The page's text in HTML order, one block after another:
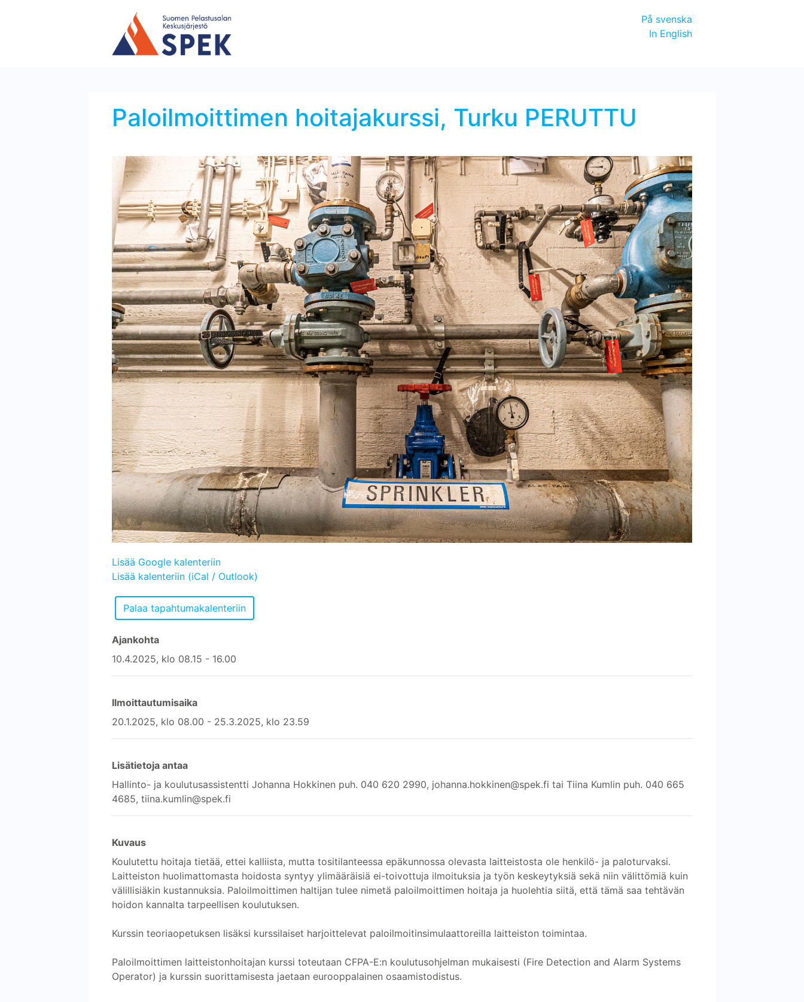
På svenska
In English
Paloilmoittimen hoitajakurssi, Turku PERUTTU
Lisää Google kalenteriin
Lisää kalenteriin (iCal / Outlook)
Ajankohta
10.4.2025, klo 08.15 - 16.00
Ilmoittautumisaika
20.1.2025, klo 08.00 - 25.3.2025, klo 23.59
Lisätietoja antaa
Hallinto- ja koulutusassistentti Johanna Hokkinen puh. 040 620 2990, johanna.hokkinen@spek.fi tai Tiina Kumlin puh. 040 665
4685, tiina.kumlin@spek.fi
Kuvaus
Koulutettu hoitaja tietää, ettei kalliista, mutta tositilanteessa epäkunnossa olevasta laitteistosta ole henkilö- ja paloturvaksi.
Laitteiston huolimattomasta hoidosta syntyy ylimääräisiä ei-toivottuja ilmoituksia ja työn keskeytyksiä sekä niin välittömiä kuin
välillisiäkin kustannuksia. Paloilmoittimen haltijan tulee nimetä paloilmoittimen hoitaja ja huolehtia siitä, että tämä saa tehtävän
hoidon kannalta tarpeellisen koulutuksen.
Kurssin teoriaopetuksen lisäksi kurssilaiset harjoittelevat paloilmoitinsimulaattoreilla laitteiston toimintaa.
Paloilmoittimen laitteistonhoitajan kurssi toteutaan CFPA-E:n koulutusohjelman mukaisesti (Fire Detection and Alarm Systems
Operator) ja kurssin suorittamisesta jaetaan eurooppalainen osaamistodistus.